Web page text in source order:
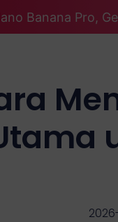
Banana Pro,